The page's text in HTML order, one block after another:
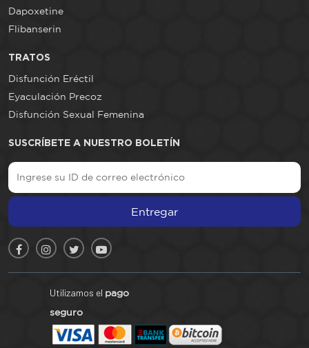
Dapoxetine
Flibanserin
TRATOS
Disfunción Eréctil
Eyaculación Precoz
Disfunción Sexual Femenina
SUSCRÍBETE A NUESTRO BOLETÍN
Entregar
Utilizamos el pago
seguro